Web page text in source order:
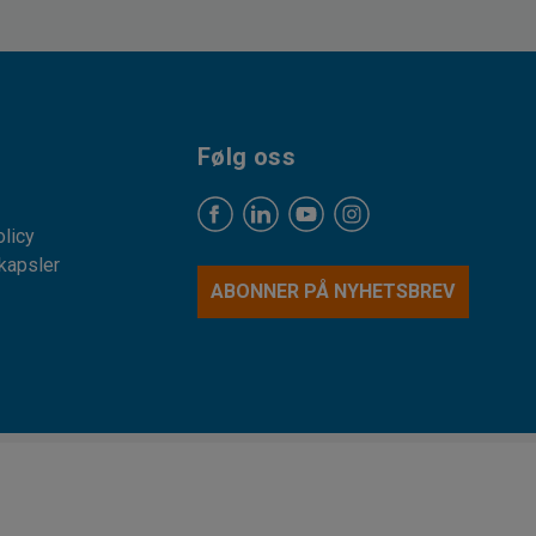
De plasseres ved siden av
på pauserommet. De
i robuste materialer som
oss for gode tips til
Følg oss
ABONNER PÅ NYHETSBREV